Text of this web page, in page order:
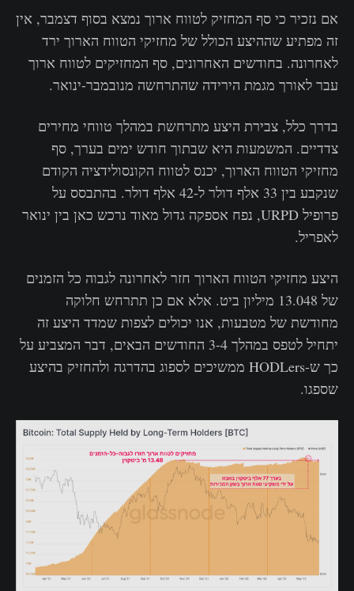
אם נזכיר כי סף המחזיק לטווח ארוך נמצא בסוף דצמבר, אין
זה מפתיע שההיצע הכולל של מחזיקי הטווח הארוך ירד
לאחרונה. בחודשים האחרונים, סף המחזיקים לטווח ארוך
עבר לאורך מגמת הירידה שהתרחשה מנובמבר-ינואר.
בדרך כלל, צבירת היצע מתרחשת במהלך טווחי מחירים
צדדיים. המשמעות היא שבתוך חודש ימים בערך, סף
מחזיקי הטווח הארוך, יכנס לטווח הקונסולידציה הקודם
שנקבע בין 33 אלף דולר ל-42 אלף דולר. בהתבסס על
פרופיל URPD, נפח אספקה גדול מאוד נרכש כאן בין ינואר
לאפריל.
היצע מחזיקי הטווח הארוך חזר לאחרונה לגבוה כל הזמנים
של 13.048 מיליון ביט. אלא אם כן תתרחש חלוקה
מחודשת של מטבעות, אנו יכולים לצפות שמדד היצע זה
יתחיל לטפס במהלך 3-4 החודשים הבאים, דבר המצביע על
כך ש-HODLers ממשיכים לספוג בהדרגה ולהחזיק בהיצע
שספגו.